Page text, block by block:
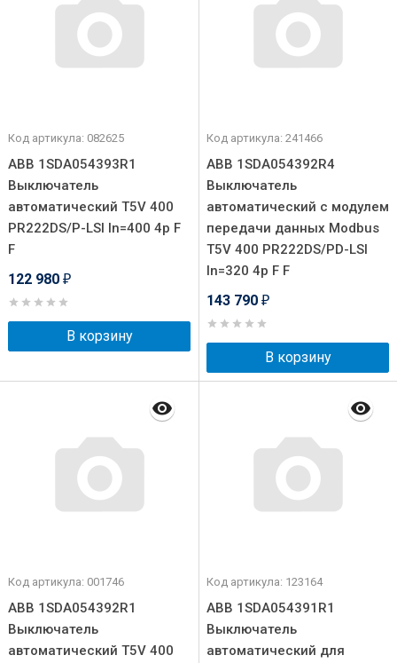
Код артикула: 082625
ABB 1SDA054393R1
Выключатель
автоматический T5V 400
PR222DS/P-LSI In=400 4p F
F
122 980 ₽
В корзину
Код артикула: 241466
ABB 1SDA054392R4
Выключатель
автоматический с модулем
передачи данных Modbus
T5V 400 PR222DS/PD-LSI
In=320 4p F F
143 790 ₽
В корзину
Код артикула: 001746
ABB 1SDA054392R1
Выключатель
автоматический T5V 400
Код артикула: 123164
ABB 1SDA054391R1
Выключатель
автоматический для